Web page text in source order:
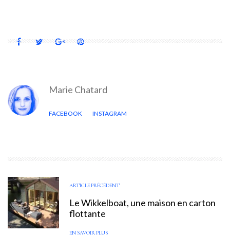
Marie Chatard
FACEBOOK INSTAGRAM
ARTICLE PRÉCÉDENT
Le Wikkelboat, une maison en carton
flottante
EN SAVOIR PLUS